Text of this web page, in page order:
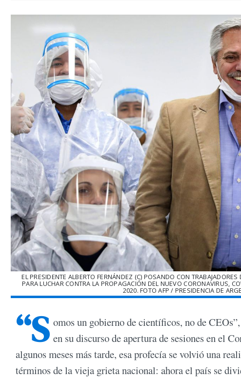
EL PRESIDENTE ALBERTO FERNÁNDEZ (C) POSANDO CON
PARA LUCHAR CONTRA LA PROPAGACIÓN DEL NUEVO CORONAVIRUS,
2020. FOTO AFP / PRESIDENCIA DE
“S omos un gobierno de científicos, no de
en su discurso de apertura de sesiones en el
algunos meses más tarde, esa profecía se volvió una
términos de la vieja grieta nacional: ahora el país se